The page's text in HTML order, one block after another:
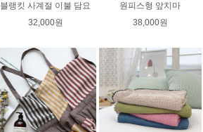
블랭킷 사계절 이불 담요
32,000원
원피스형 앞치마
38,000원